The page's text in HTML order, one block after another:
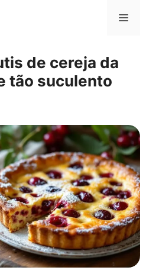
de cereja da
tão suculento